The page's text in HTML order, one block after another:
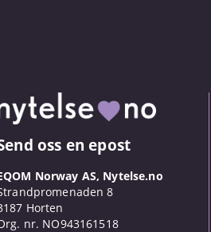
oss en epost
Norway AS, Nytelse.no
8
Horten
nr. NO943161518